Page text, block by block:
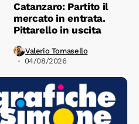
Catanzaro: Partito il
mercato in entrata.
Pittarello in uscita
Valerio Tomasello
04/08/2026